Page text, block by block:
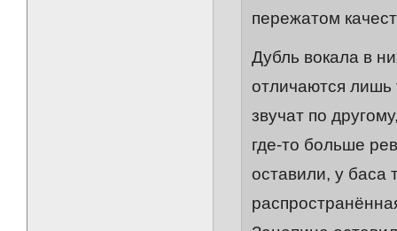
пережатом
Дубль вокала в
отличаются
звучат по
где-то больше
оставили, у баса